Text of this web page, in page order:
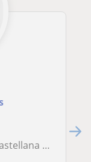
de profesorado)